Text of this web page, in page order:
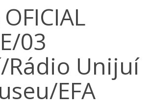
03
Rádio Unijuí
EFA